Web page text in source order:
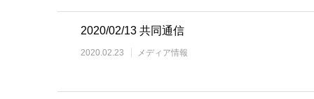
2020/02/13 共同通信
2020.02.23 メディア情報